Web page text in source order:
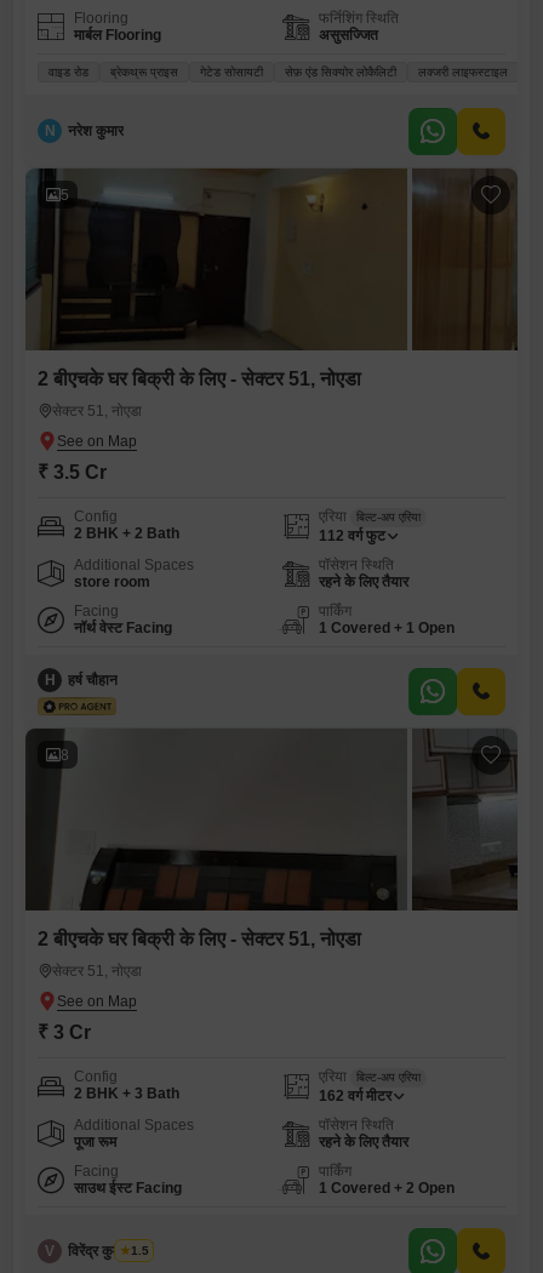
Flooring
मार्बल Flooring
फर्निशिंग स्थिति
असुसज्जित
वाइड रोड ब्रेकथ्रू प्राइस गेटेड सोसायटी सेफ़ एंड सिक्योर लोकैलिटी लक्जरी लाइफस्टाइल
N नरेश कुमार
5
2 बीएचके घर बिक्री के लिए - सेक्टर 51, नोएडा
सेक्टर 51, नोएडा
₹ 3.5 Cr
Config
2 BHK + 2 Bath
एरिया बिल्ट-अप एरिया
112 वर्ग फुट
Additional Spaces
store room
पॉसेशन स्थिति
रहने के लिए तैयार
Facing
नॉर्थ वेस्ट Facing
पार्किंग
1 Covered + 1 Open
H हर्ष चौहान
8
2 बीएचके घर बिक्री के लिए - सेक्टर 51, नोएडा
सेक्टर 51, नोएडा
₹ 3 Cr
Config
2 BHK + 3 Bath
एरिया बिल्ट-अप एरिया
162 वर्ग मीटर
Additional Spaces
पूजा रूम
पॉसेशन स्थिति
रहने के लिए तैयार
Facing
साउथ ईस्ट Facing
पार्किंग
1 Covered + 2 Open
V विरेंद्र कुमार शर्मा
1.5